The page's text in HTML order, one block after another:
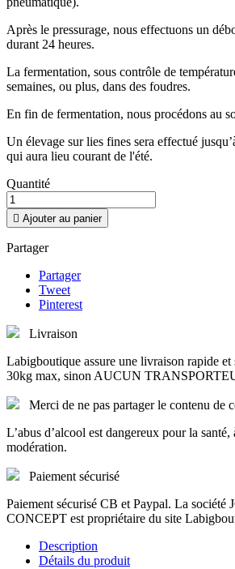
Après le pressurage, nous effectuons un
durant 24 heures.
La fermentation, sous contrôle de
semaines, ou plus, dans des foudres.
En fin de fermentation, nous procédons au
Un élevage sur lies fines sera effectué
qui aura lieu courant de l'été.
Quantité
 Ajouter au panier
Partager
Partager
Tweet
Pinterest
Livraison
Labigboutique assure une livraison rapide et
30kg max, sinon AUCUN
Merci de ne pas partager le contenu de
L’abus d’alcool est dangereux pour la
modération.
Paiement sécurisé
Paiement sécurisé CB et Paypal. La société
CONCEPT est propriétaire du site
Description
Détails du produit